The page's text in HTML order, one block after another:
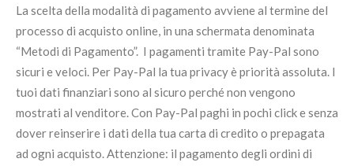
La scelta della modalità di pagamento avviene al termine del
processo di acquisto online, in una schermata denominata
“Metodi di Pagamento”. I pagamenti tramite Pay-Pal sono
sicuri e veloci. Per Pay-Pal la tua privacy è priorità assoluta. I
tuoi dati finanziari sono al sicuro perché non vengono
mostrati al venditore. Con Pay-Pal paghi in pochi click e senza
dover reinserire i dati della tua carta di credito o prepagata
ad ogni acquisto. Attenzione: il pagamento degli ordini di